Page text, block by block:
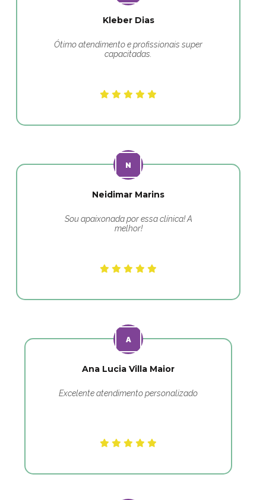
Kleber Dias
Ótimo atendimento e profissionais super
capacitadas.
Neidimar Marins
Sou apaixonada por essa clínica! A
melhor!
Ana Lucia Villa Maior
Excelente atendimento personalizado